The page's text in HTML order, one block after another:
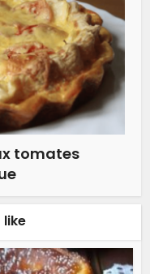
tomates
like